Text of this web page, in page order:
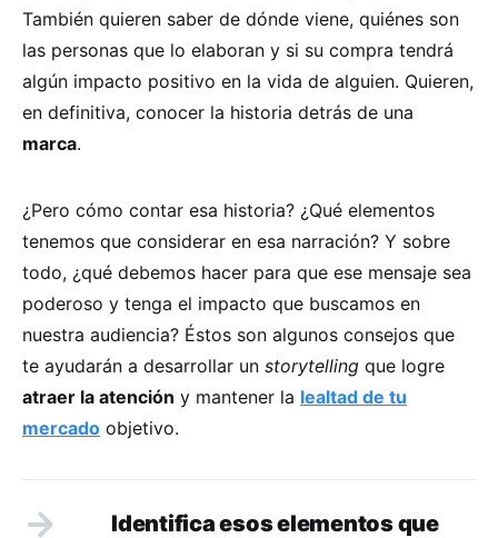
También quieren saber de dónde viene, quiénes son
las personas que lo elaboran y si su compra tendrá
algún impacto positivo en la vida de alguien. Quieren,
en definitiva, conocer la historia detrás de una
marca.
¿Pero cómo contar esa historia? ¿Qué elementos
tenemos que considerar en esa narración? Y sobre
todo, ¿qué debemos hacer para que ese mensaje sea
poderoso y tenga el impacto que buscamos en
nuestra audiencia? Éstos son algunos consejos que
te ayudarán a desarrollar un storytelling que logre
atraer la atención y mantener la lealtad de tu
mercado objetivo.
Identifica esos elementos que